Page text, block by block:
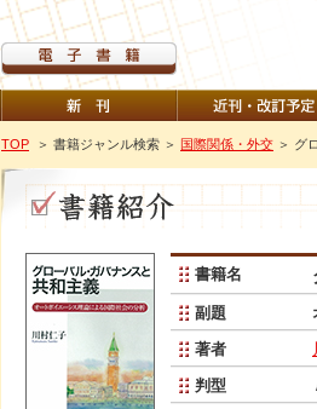
TOP ＞ 書籍ジャンル検索 ＞ 国際関係・外交 ＞ グ
書籍名
副題
著者
判型